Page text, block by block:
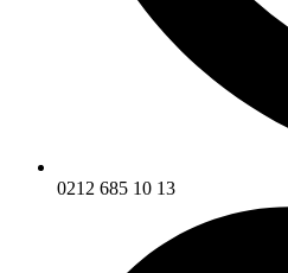
0212 685 10 13